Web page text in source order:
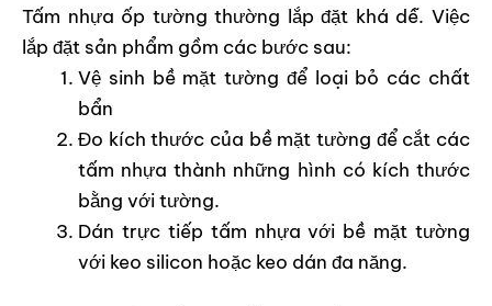
Tấm nhựa ốp tường thường lắp đặt khá dễ. Việc
lắp đặt sản phẩm gồm các bước sau:
Vệ sinh bề mặt tường để loại bỏ các chất
bẩn
Đo kích thước của bề mặt tường để cắt các
tấm nhựa thành những hình có kích thước
bằng với tường.
Dán trực tiếp tấm nhựa với bề mặt tường
với keo silicon hoặc keo dán đa năng.